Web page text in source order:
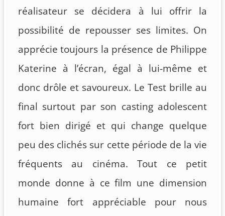
réalisateur se décidera à lui offrir la
possibilité de repousser ses limites. On
apprécie toujours la présence de Philippe
Katerine à l’écran, égal à lui-même et
donc drôle et savoureux. Le Test brille au
final surtout par son casting adolescent
fort bien dirigé et qui change quelque
peu des clichés sur cette période de la vie
fréquents au cinéma. Tout ce petit
monde donne à ce film une dimension
humaine fort appréciable pour nous